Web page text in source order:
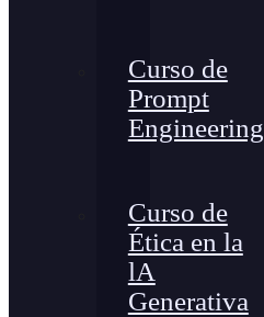
Curso de
Prompt
Engineering
Curso de
Ética en la
lA
Generativa